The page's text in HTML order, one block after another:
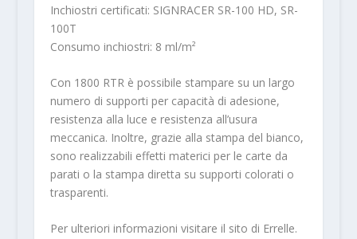
Inchiostri certificati: SIGNRACER SR-100 HD, SR-
100T
Consumo inchiostri: 8 ml/m²
Con 1800 RTR è possibile stampare su un largo
numero di supporti per capacità di adesione,
resistenza alla luce e resistenza all’usura
meccanica. Inoltre, grazie alla stampa del bianco,
sono realizzabili effetti materici per le carte da
parati o la stampa diretta su supporti colorati o
trasparenti.
Per ulteriori informazioni visitare il sito di Errelle.